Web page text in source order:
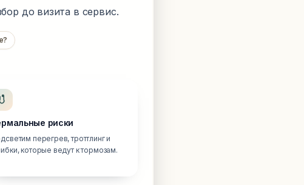
до визита в сервис.
риски
перегрев, троттлинг и
которые ведут к тормозам.